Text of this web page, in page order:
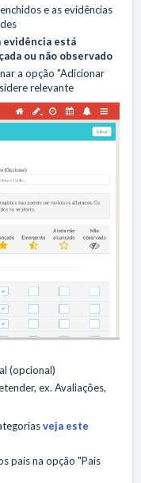
e as evidências
evidência está
ou não observado
a opção "Adicionar
relevante
(opcional)
ex. Avaliações,
veja este
pais na opção "Pais